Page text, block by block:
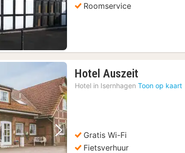
Roomservice
Volgende foto
Hotel Auszeit
nacht
Hotel in Isernhagen Toon op kaart
Gratis Wi-Fi
Fietsverhuur